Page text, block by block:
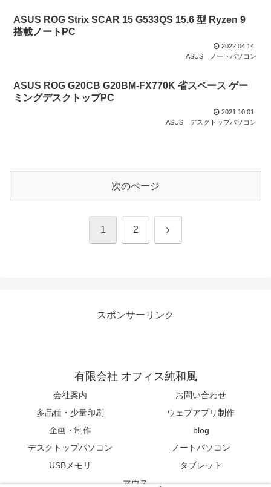
ASUS ROG Strix SCAR 15 G533QS 15.6 型 Ryzen 9
搭載ノートPC
2022.04.14
ASUS
ノートパソコン
ASUS ROG G20CB G20BM-FX770K 省スペース ゲー
ミングデスクトップPC
2021.10.01
ASUS
デスクトップパソコン
次のページ
1 2 次
スポンサーリンク
有限会社 オフィス純和風
会社案内
お問い合わせ
多品種・少量印刷
ウェブアプリ制作
企画・制作
blog
デスクトップパソコン
ノートパソコン
USBメモリ
タブレット
マウス